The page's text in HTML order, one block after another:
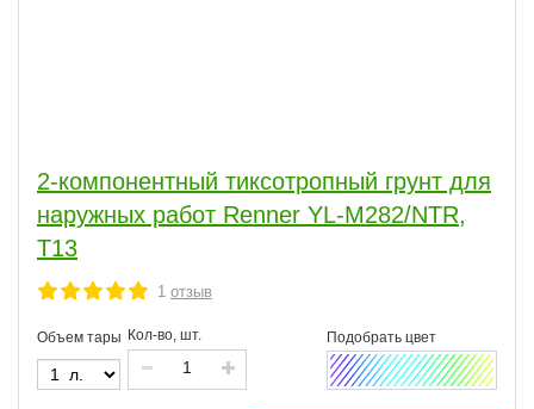
2-компонентный тиксотропный грунт для
наружных работ Renner YL-M282/NTR,
T13
1 отзыв
Объем тары Кол-во, шт.